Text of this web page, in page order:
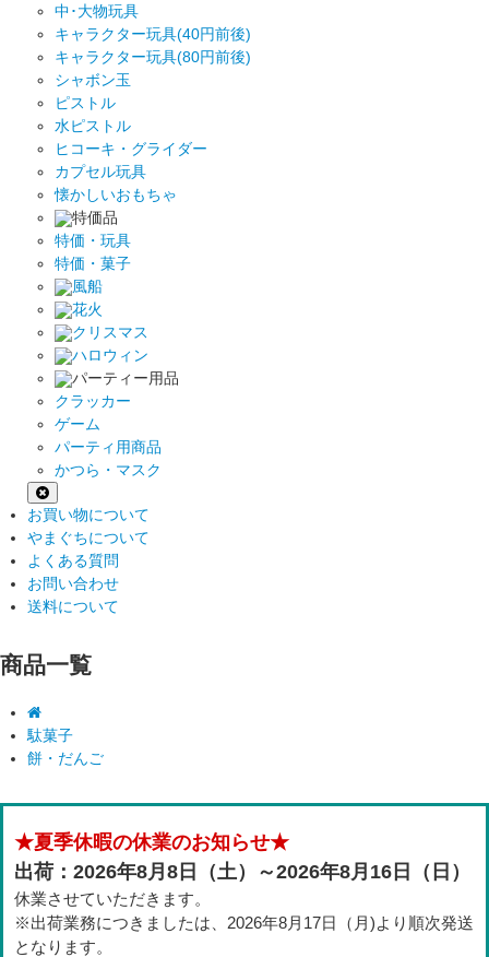
中･大物玩具
キャラクター玩具(40円前後)
キャラクター玩具(80円前後)
シャボン玉
ピストル
水ピストル
ヒコーキ・グライダー
カプセル玩具
懐かしいおもちゃ
特価品
特価・玩具
特価・菓子
風船
花火
クリスマス
ハロウィン
パーティー用品
クラッカー
ゲーム
パーティ用商品
かつら・マスク
お買い物について
やまぐちについて
よくある質問
お問い合わせ
送料について
商品一覧
駄菓子
餅・だんご
★夏季休暇の休業のお知らせ★
出荷：2026年8月8日（土）～2026年8月16日（日）
休業させていただきます。
※出荷業務につきましたは、2026年8月17日（月)より順次発送
となります。